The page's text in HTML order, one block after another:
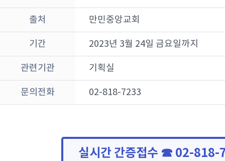
출처 만민중앙교회
기간 2023년 3월 24일 금요일까지
관련기관 기획실
문의전화 02-818-7233
실시간 간증접수 ☎ 02-818-